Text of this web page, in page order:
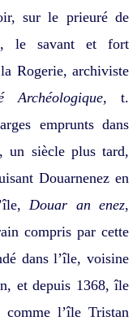
sur le prieuré de
le savant et fort
Rogerie, archiviste
Archéologique, t.
emprunts dans
un siècle plus tard,
Douarnenez en
Douar an enez,
compris par cette
dans l’île, voisine
et depuis 1368, île
comme l’île Tristan